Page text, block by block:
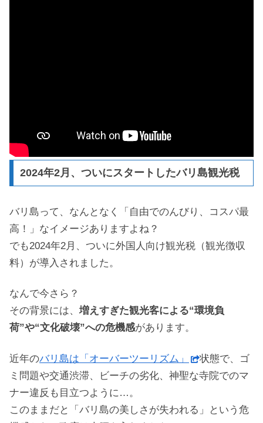
2024年2月、ついにスタートしたバリ島観光税
バリ島って、なんとなく「自由でのんびり、コスパ最
高！」なイメージありますよね？
でも2024年2月、ついに外国人向け観光税（観光徴収
料）が導入されました。
なんで今さら？
その背景には、 増えすぎた観光客による“環境負
荷”や“文化破壊”への危機感があります。
近年のバリ島は「オーバーツーリズム」
状態で、ゴ
ミ問題や交通渋滞、ビーチの劣化、神聖な寺院でのマ
ナー違反も目立つように…。
このままだと「バリ島の美しさが失われる」という危